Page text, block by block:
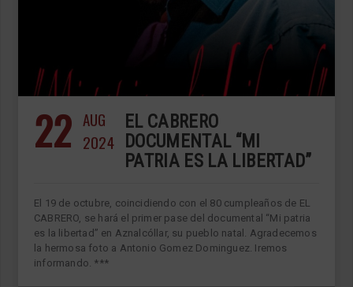
22 AUG
2024
EL CABRERO
DOCUMENTAL “MI
PATRIA ES LA LIBERTAD”
El 19 de octubre, coincidiendo con el 80 cumpleaños de EL
CABRERO, se hará el primer pase del documental “Mi patria
es la libertad” en Aznalcóllar, su pueblo natal. Agradecemos
la hermosa foto a Antonio Gomez Dominguez. Iremos
informando. ***